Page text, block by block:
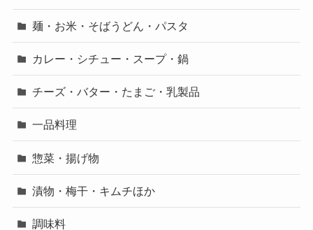
麺・お米・そばうどん・パスタ
カレー・シチュー・スープ・鍋
チーズ・バター・たまご・乳製品
一品料理
惣菜・揚げ物
漬物・梅干・キムチほか
調味料